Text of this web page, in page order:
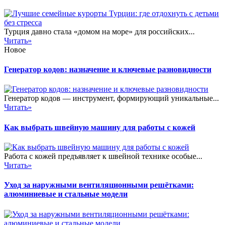
Турция давно стала «домом на море» для российских...
Читать»
Новое
Генератор кодов: назначение и ключевые разновидности
Генератор кодов — инструмент, формирующий уникальные...
Читать»
Как выбрать швейную машину для работы с кожей
Работа с кожей предъявляет к швейной технике особые...
Читать»
Уход за наружными вентиляционными решётками:
алюминиевые и стальные модели